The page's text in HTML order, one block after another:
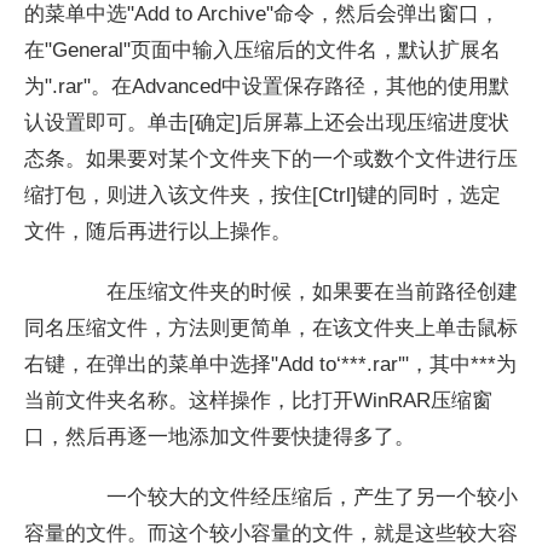
的菜单中选"Add to Archive"命令，然后会弹出窗口，
在"General"页面中输入压缩后的文件名，默认扩展名
为".rar"。在Advanced中设置保存路径，其他的使用默
认设置即可。单击[确定]后屏幕上还会出现压缩进度状
态条。如果要对某个文件夹下的一个或数个文件进行压
缩打包，则进入该文件夹，按住[Ctrl]键的同时，选定
文件，随后再进行以上操作。
在压缩文件夹的时候，如果要在当前路径创建
同名压缩文件，方法则更简单，在该文件夹上单击鼠标
右键，在弹出的菜单中选择"Add to‘***.rar'"，其中***为
当前文件夹名称。这样操作，比打开WinRAR压缩窗
口，然后再逐一地添加文件要快捷得多了。
一个较大的文件经压缩后，产生了另一个较小
容量的文件。而这个较小容量的文件，就是这些较大容